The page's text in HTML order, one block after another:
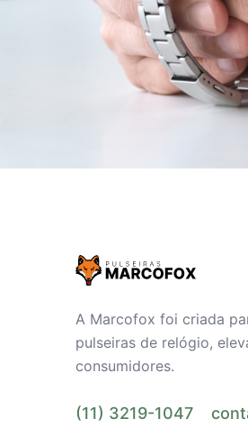
A Marcofox foi criada
pulseiras de relógio,
consumidores.
(11) 3219-1047